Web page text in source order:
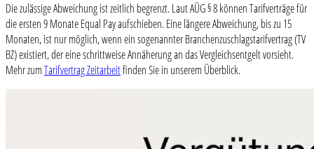
Die zulässige Abweichung ist zeitlich begrenzt. Laut AÜG § 8 können Tarifverträge für
die ersten 9 Monate Equal Pay aufschieben. Eine längere Abweichung, bis zu 15
Monaten, ist nur möglich, wenn ein sogenannter Branchenzuschlagstarifvertrag (TV
BZ) existiert, der eine schrittweise Annäherung an das Vergleichsentgelt vorsieht.
Mehr zumTarifvertrag Zeitarbeitfinden Sie in unserem Überblick.